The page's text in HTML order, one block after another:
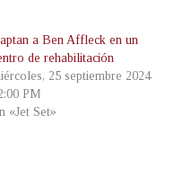
a Ben Affleck en un
de rehabilitación
25 septiembre 2024
PM
«Jet Set»